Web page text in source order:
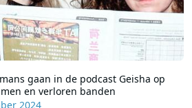
gaan in de podcast Geisha op
en verloren banden
2024